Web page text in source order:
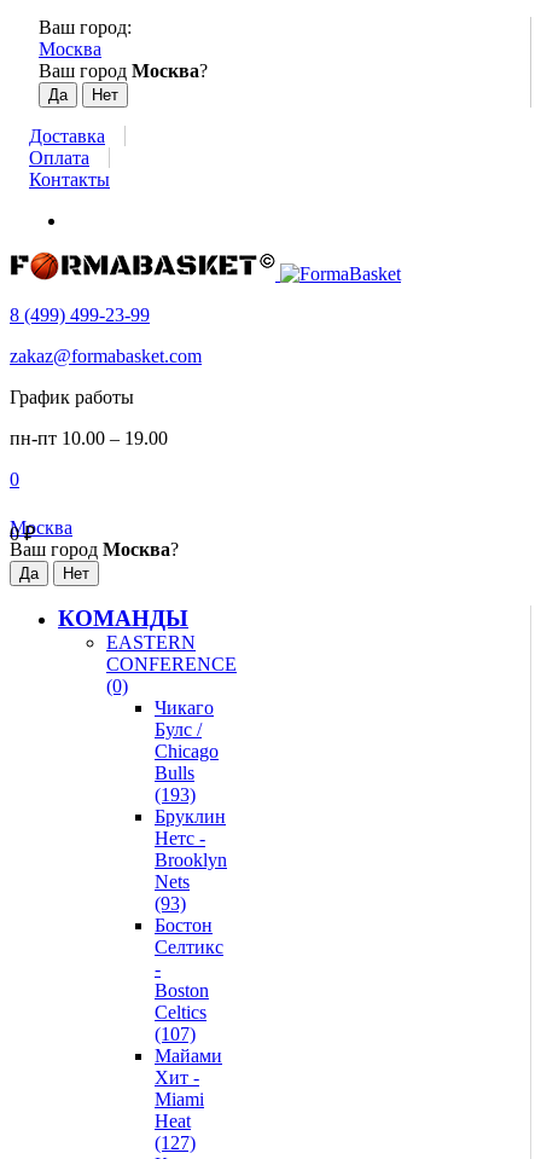
Ваш город:
Москва
Ваш город Москва?
Доставка
Оплата
Контакты
8 (499) 499-23-99
zakaz@formabasket.com
График работы
пн-пт 10.00 – 19.00
0
0₽
Москва
Ваш город Москва?
КОМАНДЫ
EASTERN
CONFERENCE
(0)
Чикаго
Булс /
Chicago
Bulls
(193)
Бруклин
Нетс -
Brooklyn
Nets
(93)
Бостон
Селтикс
-
Boston
Celtics
(107)
Майами
Хит -
Miami
Heat
(127)